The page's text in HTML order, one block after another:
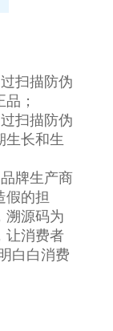
扫描防伪
；
扫描防伪
生长和生
牌生产商
假的担
溯源码为
让消费者
白白消费